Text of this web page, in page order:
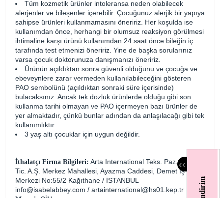
‹‹
Tüm kozmetik ürünler intoleransa neden olabilecek
alerjenler ve bileşenler içerebilir. Çocuğunuz alerjik bir yapıya
sahipse ürünleri kullanmamasını öneririz. Her koşulda ise
kullanımdan önce, herhangi bir olumsuz reaksiyon görülmesi
ihtimaline karşı ürünü kullanımdan 24 saat önce bileğin iç
tarafında test etmenizi öneririz. Yine de başka sorularınız
varsa çocuk doktorunuza danışmanızı öneririz.
Ürünün açıldıktan sonra güvenli olduğunu ve çocuğa ve
ebeveynlere zarar vermeden kullanılabileceğini gösteren
PAO sembolünü (açıldıktan sonraki süre içerisinde)
bulacaksınız. Ancak tek dozluk ürünlerde olduğu gibi son
kullanma tarihi olmayan ve PAO içermeyen bazı ürünler de
yer almaktadır, çünkü bunlar adından da anlaşılacağı gibi tek
kullanımlıktır.
3 yaş altı çocuklar için uygun değildir.
İthalatçı Firma Bilgileri: Arta International Teks. Paz. San. Ve
Tic. A.Ş. Merkez Mahallesi, Ayazma Caddesi, Demet İş
Merkezi No:55/2 Kağıthane / İSTANBUL
info@isabelabbey.com / artainternational@hs01.kep.tr